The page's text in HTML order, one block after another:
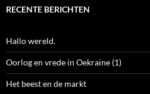
RECENTE BERICHTEN
Hallo wereld.
Oorlog en vrede in Oekraïne (1)
Het beest en de markt